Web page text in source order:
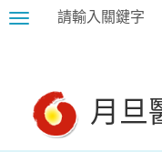
Toggle
月旦